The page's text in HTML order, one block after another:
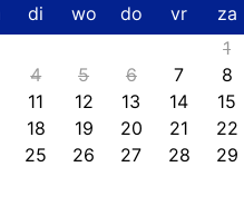
di wo do vr za
1
4 5 6 7 8
11 12 13 14 15
18 19 20 21 22
25 26 27 28 29